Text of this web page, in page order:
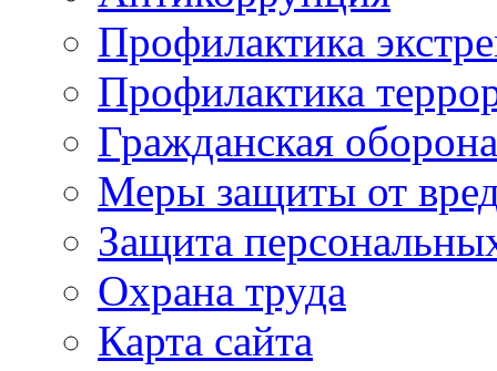
Профилактика
Профилактика
Гражданская оборона
Меры защиты от
Защита
Охрана труда
Карта сайта